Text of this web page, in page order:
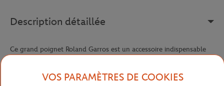
Description détaillée
Ce grand poignet Roland Garros est un accessoire indispensable
touche de style à leur tenue de sport. Il est composé à 80% de
coton, 12% d'élasthanne et 8% de polyester, ce qui en fait un
VOS PARAMÈTRES DE COOKIES